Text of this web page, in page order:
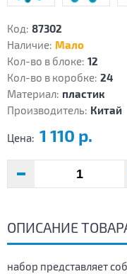
Код: 87302
Наличие: Мало
Кол-во в блоке: 12
Кол-во в коробке: 24
Материал: пластик
Производитель: Китай
Цена: 1 110 р.
ОПИСАНИЕ
набор представляет